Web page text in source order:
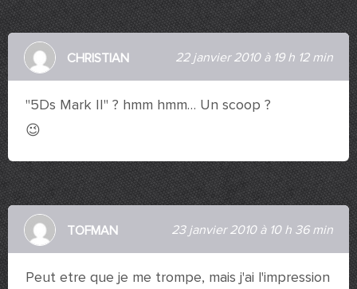
CHRISTIAN 22 janvier 2010 à 19 h 12 min
"5Ds Mark II" ? hmm hmm… Un scoop ?
😉
TOFMAN 23 janvier 2010 à 10 h 36 min
Peut etre que je me trompe, mais j'ai l'impression